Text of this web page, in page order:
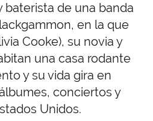
baterista de una banda
en la que
Cooke), su novia y
una casa rodante
y su vida gira en
conciertos y
Unidos.